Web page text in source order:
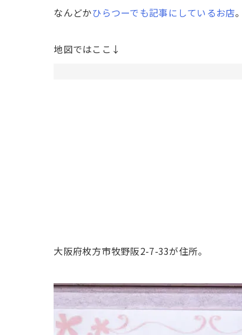
なんどかひらつーでも記事にしているお店。
地図ではここ↓
大阪府枚方市牧野阪2-7-33が住所。